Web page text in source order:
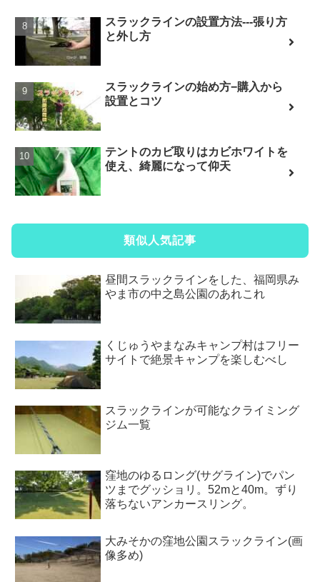
スラックラインの設置方法---張り方
と外し方
スラックラインの始め方−購入から
設置とコツ
テントのカビ取りはカビホワイトを
使え、綺麗になって仰天
類似人気記事
昼間スラックラインをした、福岡県み
やま市の中之島公園のあれこれ
くじゅうやまなみキャンプ村はフリー
サイトで絶景キャンプを楽しむべし
スラックラインが可能なクライミング
ジム一覧
窪地のゆるロング(サグライン)でパン
ツまでグッショリ。52mと40m。ずり
落ちないアンカースリング。
大みそかの窪地公園スラックライン(画
像多め)